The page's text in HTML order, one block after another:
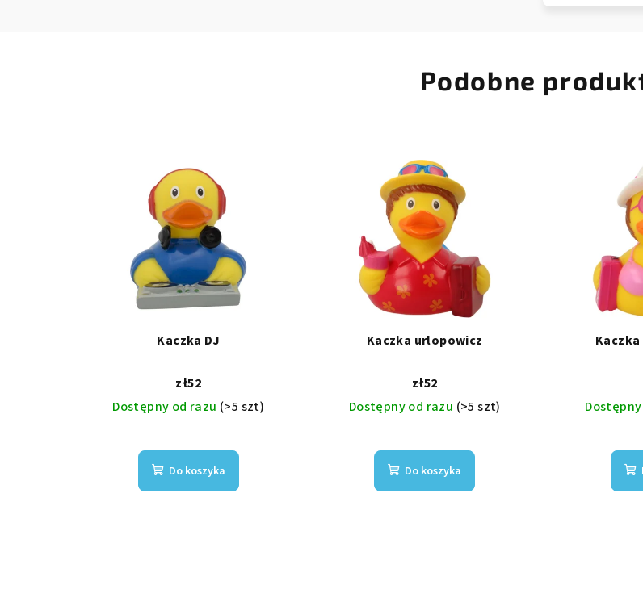
Podobne
Kaczka DJ
zł52
Dostępny od razu (>5 szt)
Do koszyka
Kaczka urlopowicz
zł52
Dostępny od razu (>5 szt)
Do koszyka